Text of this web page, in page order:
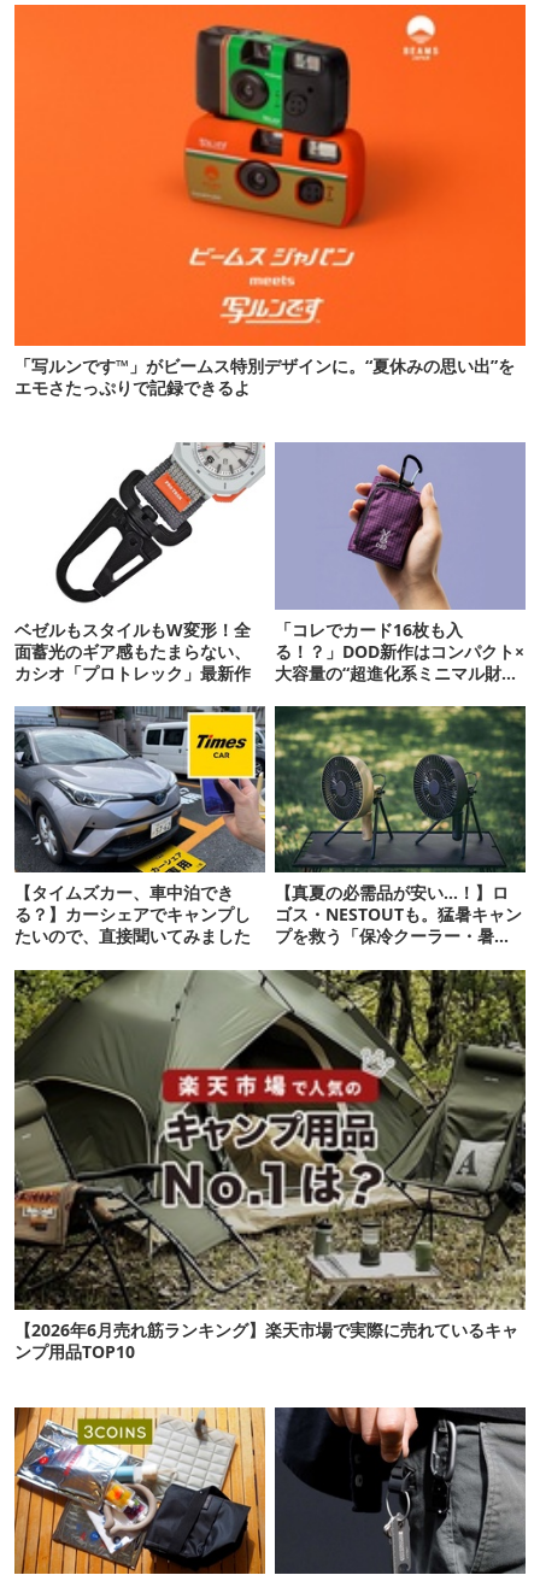
「写ルンです™」がビームス特別デザインに。“夏休みの思い出”を
エモさたっぷりで記録できるよ
ベゼルもスタイルもW変形！全
面蓄光のギア感もたまらない、
カシオ「プロトレック」最新作
「コレでカード16枚も入
る！？」DOD新作はコンパクト×
大容量の“超進化系ミニマル財
【タイムズカー、車中泊でき
る？】カーシェアでキャンプし
たいので、直接聞いてみました
【真夏の必需品が安い…！】ロ
ゴス・NESTOUTも。猛暑キャン
プを救う「保冷クーラー・暑さ
【2026年6月売れ筋ランキング】楽天市場で実際に売れているキャ
ンプ用品TOP10